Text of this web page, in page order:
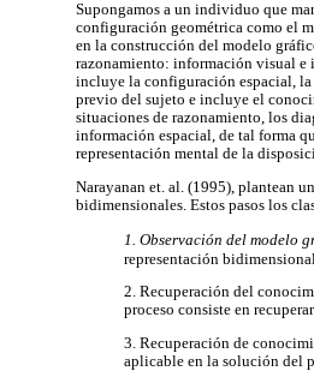
Supongamos a un individuo que
configuración geométrica como el
en la construcción del modelo
razonamiento: información visual e
incluye la configuración espacial,
previo del sujeto e incluye el
situaciones de razonamiento, los
información espacial, de tal forma
representación mental de la
Narayanan et. al. (1995), plantean
bidimensionales. Estos pasos los
1. Observación del modelo
representación
2. Recuperación del
proceso consiste en
3. Recuperación de
aplicable en la solución del